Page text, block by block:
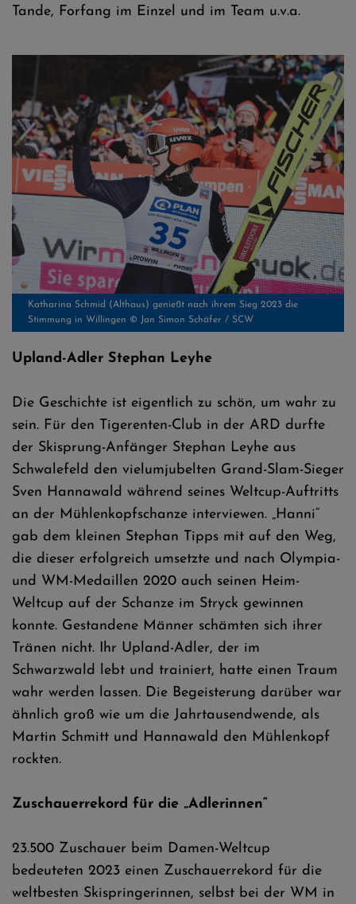
Tande, Forfang im Einzel und im Team u.v.a.
Katharina Schmid (Althaus) genießt nach ihrem Sieg 2023 die
Stimmung in Willingen © Jan Simon Schäfer / SCW
Upland-Adler Stephan Leyhe
Die Geschichte ist eigentlich zu schön, um wahr zu
sein. Für den Tigerenten-Club in der ARD durfte
der Skisprung-Anfänger Stephan Leyhe aus
Schwalefeld den vielumjubelten Grand-Slam-Sieger
Sven Hannawald während seines Weltcup-Auftritts
an der Mühlenkopfschanze interviewen. „Hanni“
gab dem kleinen Stephan Tipps mit auf den Weg,
die dieser erfolgreich umsetzte und nach Olympia-
und WM-Medaillen 2020 auch seinen Heim-
Weltcup auf der Schanze im Stryck gewinnen
konnte. Gestandene Männer schämten sich ihrer
Tränen nicht. Ihr Upland-Adler, der im
Schwarzwald lebt und trainiert, hatte einen Traum
wahr werden lassen. Die Begeisterung darüber war
ähnlich groß wie um die Jahrtausendwende, als
Martin Schmitt und Hannawald den Mühlenkopf
rockten.
Zuschauerrekord für die „Adlerinnen“
23.500 Zuschauer beim Damen-Weltcup
bedeuteten 2023 einen Zuschauerrekord für die
weltbesten Skispringerinnen, selbst bei der WM in